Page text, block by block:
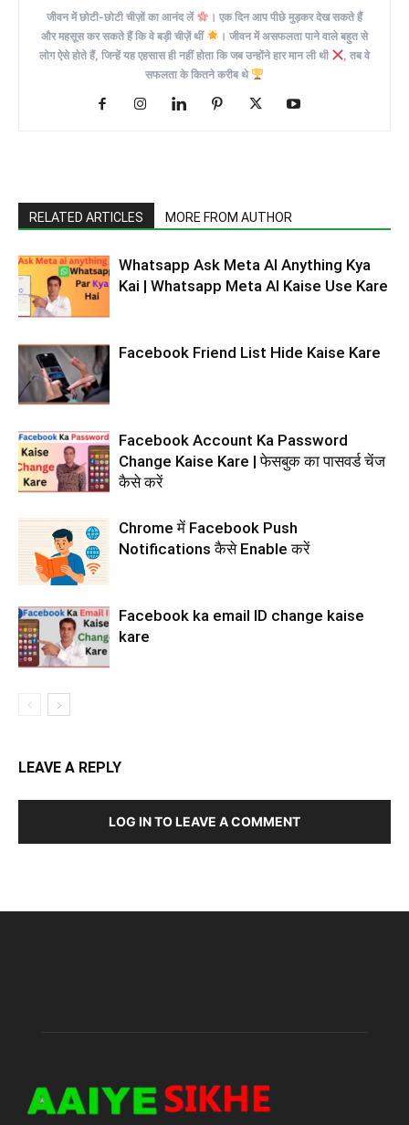
जीवन में छोटी-छोटी चीज़ों का आनंद लें
। एक दिन आप पीछे मुड़कर देख सकते हैं
और महसूस कर सकते हैं कि वे बड़ी चीज़ें थीं
। जीवन में असफलता पाने वाले बहुत से
लोग ऐसे होते हैं, जिन्हें यह एहसास ही नहीं होता कि जब उन्होंने हार मान ली थी
, तब वे
सफलता के कितने करीब थे
RELATED ARTICLES MORE FROM AUTHOR
Whatsapp Ask Meta AI Anything Kya
Kai | Whatsapp Meta AI Kaise Use Kare
Facebook Friend List Hide Kaise Kare
Facebook Account Ka Password
Change Kaise Kare | फेसबुक का पासवर्ड चेंज
कैसे करें
Chrome में Facebook Push
Notifications कैसे Enable करें
Facebook ka email ID change kaise
kare
LEAVE A REPLY
LOG IN TO LEAVE A COMMENT